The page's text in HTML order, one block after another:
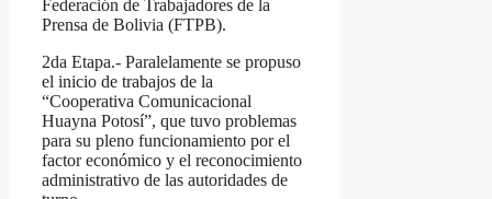
Federación de Trabajadores de la
Prensa de Bolivia (FTPB).
2da Etapa.- Paralelamente se propuso
el inicio de trabajos de la
“Cooperativa Comunicacional
Huayna Potosí”, que tuvo problemas
para su pleno funcionamiento por el
factor económico y el reconocimiento
administrativo de las autoridades de